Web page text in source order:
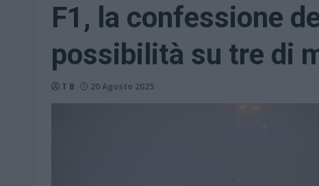
F1, la confessione
possibilità su tre di
T B 20 Agosto 2025